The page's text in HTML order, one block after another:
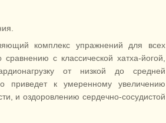
комплекс упражнений для всех
с классической хатха-йогой,
от низкой до средней
приведет к умеренному увеличению
и оздоровлению сердечно-сосудистой